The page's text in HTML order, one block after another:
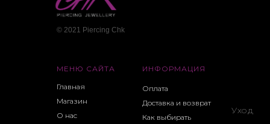
© 2021 Piercing Сhk
Уход
МЕНЮ САЙТА
Главная
Магазин
О нас
ИНФОРМАЦИЯ
Оплата
Доставка и возврат
Как выбирать